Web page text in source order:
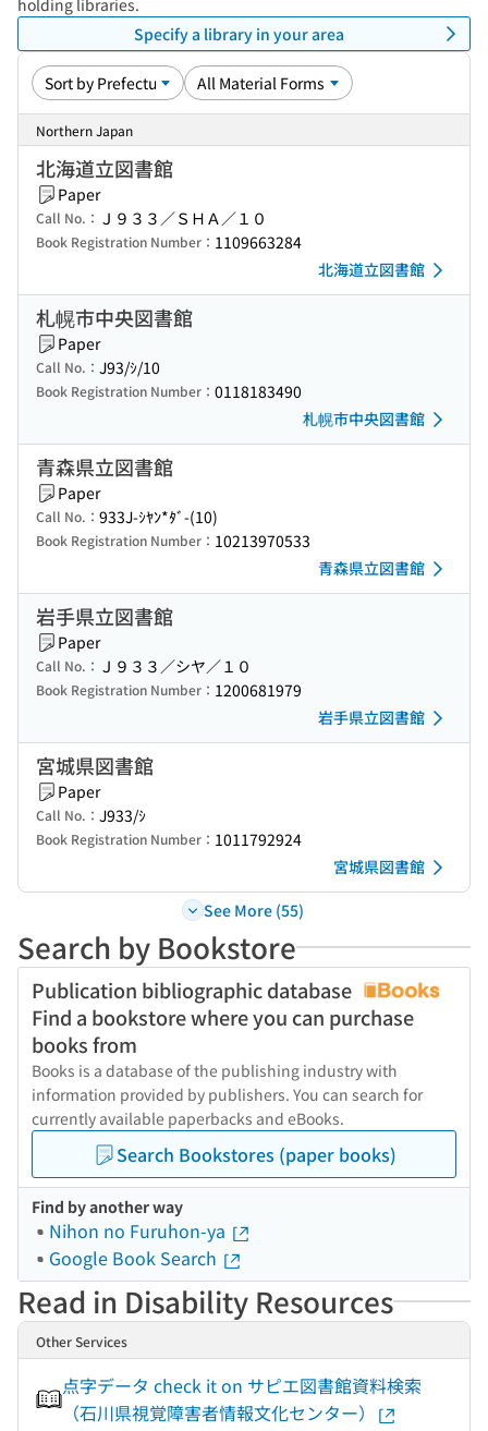
holding libraries.
Specify a library in your area
Northern Japan
北海道立図書館
Paper
Call No.： Ｊ９３３／ＳＨＡ／１０
Book Registration Number： 1109663284
北海道立図書館
札幌市中央図書館
Paper
Call No.： J93/ｼ/10
Book Registration Number： 0118183490
札幌市中央図書館
青森県立図書館
Paper
Call No.： 933J-ｼﾔﾝ*ﾀﾞ-(10)
Book Registration Number： 10213970533
青森県立図書館
岩手県立図書館
Paper
Call No.： Ｊ９３３／シヤ／１０
Book Registration Number： 1200681979
岩手県立図書館
宮城県図書館
Paper
Call No.： J933/ｼ
Book Registration Number： 1011792924
宮城県図書館
See More (55)
Search by Bookstore
Publication bibliographic database
Find a bookstore where you can purchase
books from
Books is a database of the publishing industry with
information provided by publishers. You can search for
currently available paperbacks and eBooks.
Search Bookstores (paper books)
Find by another way
Nihon no Furuhon-ya
Google Book Search
Read in Disability Resources
Other Services
点字データ check it on サピエ図書館資料検索
（石川県視覚障害者情報文化センター）